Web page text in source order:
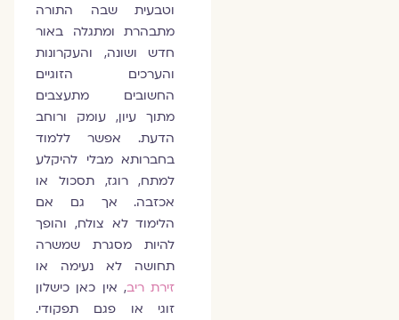
וטבעית שבה התורה
מתבהרת ומתגלה באור
חדש ושונה, והעקרונות
והערכים הזוגיים
החשובים מתעצבים
מתוך עיון, עומק ורוחב
הדעת. אפשר ללמוד
בחברותא מבלי להיקלע
למתח, רוגז, תסכול או
אכזבה. אך גם אם
הלימוד לא צולח, והופך
להיות מסגרת שמשרה
תחושה לא נעימה או
זירת ריב, אין כאן כישלון
זוגי או פגם תפקודי.